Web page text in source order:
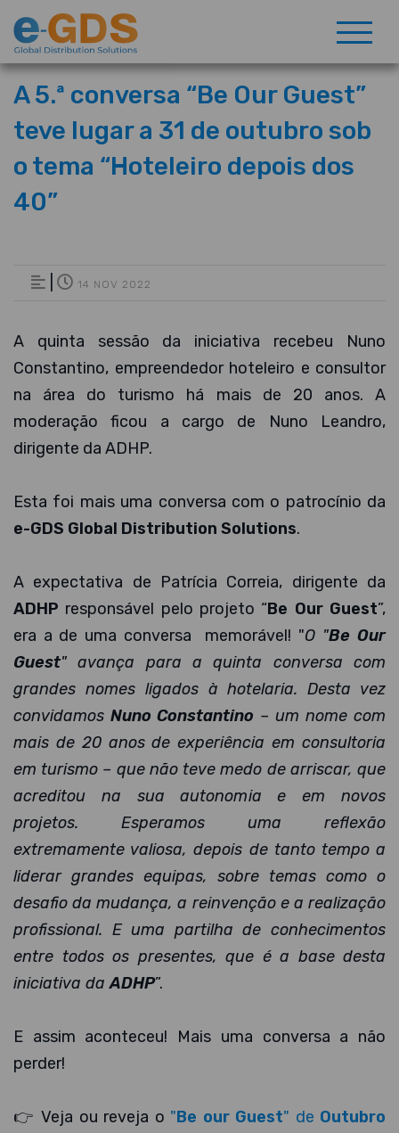
A 5.ª conversa “Be Our Guest”
teve lugar a 31 de outubro sob
o tema “Hoteleiro depois dos
40”
14 NOV 2022
A quinta sessão da iniciativa recebeu Nuno
Constantino, empreendedor hoteleiro e consultor
na área do turismo há mais de 20 anos. A
moderação ficou a cargo de Nuno Leandro,
dirigente da ADHP.
Esta foi mais uma conversa com o patrocínio da
e-GDS Global Distribution Solutions.
A expectativa de Patrícia Correia, dirigente da
ADHP responsável pelo projeto “Be Our Guest”,
era a de uma conversa memorável! "O "Be Our
Guest" avança para a quinta conversa com
grandes nomes ligados à hotelaria. Desta vez
convidamos Nuno Constantino – um nome com
mais de 20 anos de experiência em consultoria
em turismo – que não teve medo de arriscar, que
acreditou na sua autonomia e em novos
projetos. Esperamos uma reflexão
extremamente valiosa, depois de tanto tempo a
liderar grandes equipas, sobre temas como o
desafio da mudança, a reinvenção e a realização
profissional. E uma partilha de conhecimentos
entre todos os presentes, que é a base desta
iniciativa daADHP”.
E assim aconteceu! Mais uma conversa a não
perder!
👉 Veja ou reveja o "Be our Guest" de Outubro